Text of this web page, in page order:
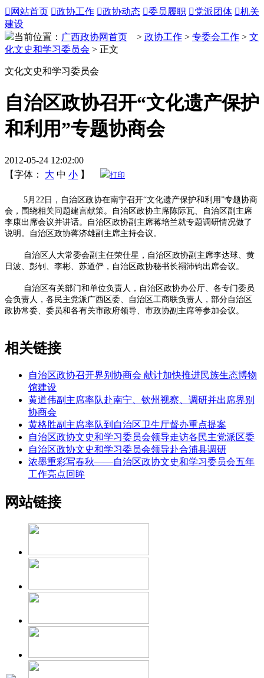
 网站首页 政协工作 政协动态 委员履职 党派团体 机关
建设
当前位置： 广西政协网首页 > 政协工作 > 专委会工作 > 文
化文史和学习委员会 > 正文
文化文史和学习委员会
自治区政协召开“文化遗产保护
和利用”专题协商会
2012-05-24 12:02:00
【字体：
大 中 小 】 打印
5月22日，自治区政协在南宁召开“文化遗产保护和利用”专题协商
会，围绕相关问题建言献策。自治区政协主席陈际瓦、自治区副主席
李康出席会议并讲话。自治区政协副主席蒋培兰就专题调研情况做了
说明。自治区政协蒋济雄副主席主持会议。
自治区人大常委会副主任荣仕星，自治区政协副主席李达球、黄
日波、彭钊、李彬、苏道俨，自治区政协秘书长禤沛钧出席会议。
自治区有关部门和单位负责人，自治区政协办公厅、各专门委员
会负责人，各民主党派广西区委、自治区工商联负责人，部分自治区
政协常委、委员和各有关市政府领导、市政协副主席等参加会议。
相关链接
自治区政协召开界别协商会 献计加快推进民族生态博物
馆建设
黄道伟副主席率队赴南宁、钦州视察、调研并出席界别
协商会
黄格胜副主席率队到自治区卫生厅督办重点提案
自治区政协文史和学习委员会领导走访各民主党派区委
自治区政协文史和学习委员会领导赴合浦县调研
浓墨重彩写春秋——自治区政协文史和学习委员会五年
工作亮点回眸
网站链接